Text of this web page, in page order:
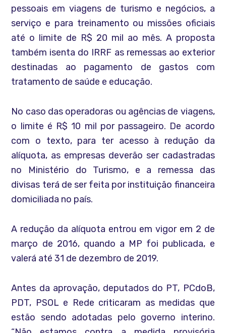
pessoais em viagens de turismo e negócios, a
serviço e para treinamento ou missões oficiais
até o limite de R$ 20 mil ao mês. A proposta
também isenta do IRRF as remessas ao exterior
destinadas ao pagamento de gastos com
tratamento de saúde e educação.
No caso das operadoras ou agências de viagens,
o limite é R$ 10 mil por passageiro. De acordo
com o texto, para ter acesso à redução da
alíquota, as empresas deverão ser cadastradas
no Ministério do Turismo, e a remessa das
divisas terá de ser feita por instituição financeira
domiciliada no país.
A redução da alíquota entrou em vigor em 2 de
março de 2016, quando a MP foi publicada, e
valerá até 31 de dezembro de 2019.
Antes da aprovação, deputados do PT, PCdoB,
PDT, PSOL e Rede criticaram as medidas que
estão sendo adotadas pelo governo interino.